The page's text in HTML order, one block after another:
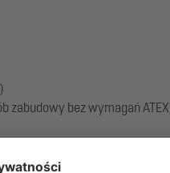
zabudowy bez wymagań
w miejscu